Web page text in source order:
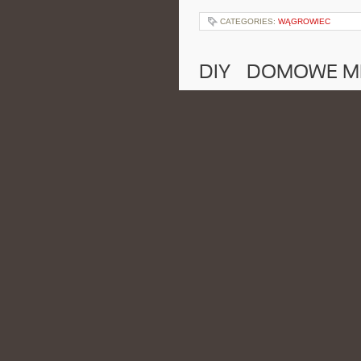
CATEGORIES: WĄGROWIEC
DIY – DOMOWE